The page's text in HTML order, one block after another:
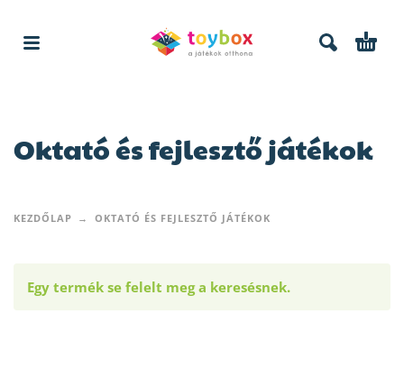
Oktató és fejlesztő játékok
KEZDŐLAP OKTATÓ ÉS FEJLESZTŐ JÁTÉKOK
Egy termék se felelt meg a keresésnek.